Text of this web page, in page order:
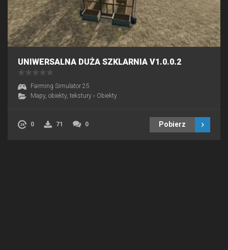
UNIWERSALNA DUŻA SZKLARNIA V1.0.0.2
Farming Simulator 25
Mapy, obiekty, tekstury › Obiekty
0 71 0 Pobierz